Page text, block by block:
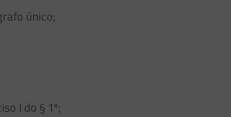
único;
I do § 1º;